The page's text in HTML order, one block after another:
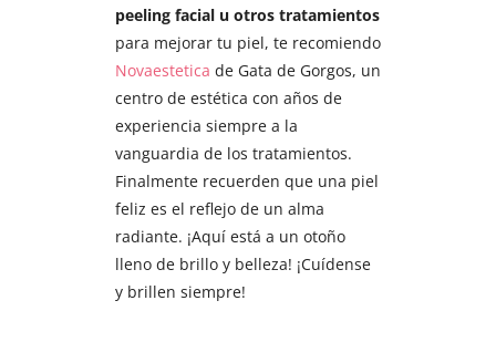
peeling facial u otros tratamientos
para mejorar tu piel, te recomiendo
Novaestetica de Gata de Gorgos, un
centro de estética con años de
experiencia siempre a la
vanguardia de los tratamientos.
Finalmente recuerden que una piel
feliz es el reflejo de un alma
radiante. ¡Aquí está a un otoño
lleno de brillo y belleza! ¡Cuídense
y brillen siempre!